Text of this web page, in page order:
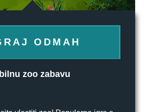
ODMAH
zoo zabavu